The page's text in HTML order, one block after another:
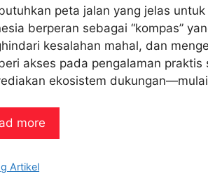
peta jalan yang jelas
berperan sebagai “kompas”
kesalahan mahal, dan
akses pada pengalaman
ekosistem
more
Artikel